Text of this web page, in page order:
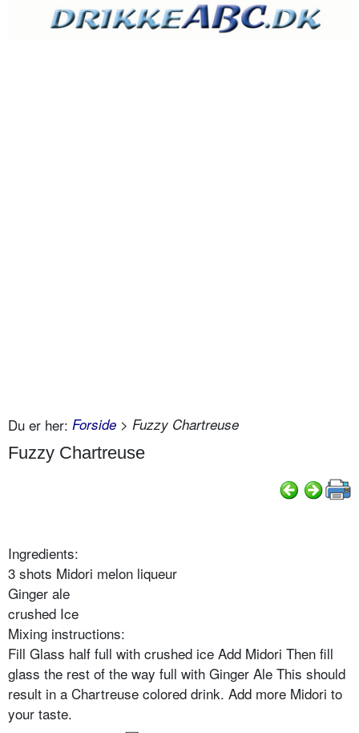
Du er her: Forside > Fuzzy Chartreuse
Fuzzy Chartreuse
Ingredients:
3 shots Midori melon liqueur
Ginger ale
crushed Ice
Mixing instructions:
Fill Glass half full with crushed ice Add Midori Then fill
glass the rest of the way full with Ginger Ale This should
result in a Chartreuse colored drink. Add more Midori to
your taste.